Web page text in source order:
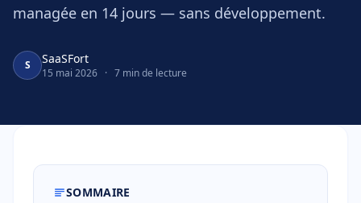
managée en 14 jours — sans développement.
S SaaSFort
15 mai 2026 · 7 min de lecture
SOMMAIRE